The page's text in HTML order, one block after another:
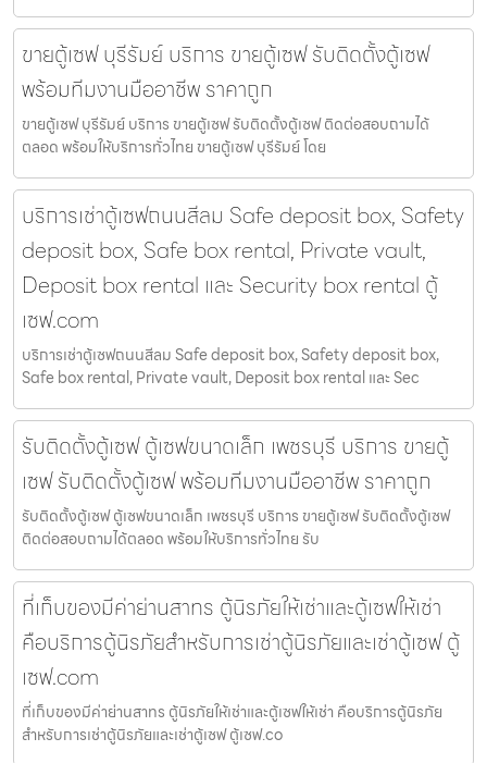
ขายตู้เซฟ บุรีรัมย์ บริการ ขายตู้เซฟ รับติดตั้งตู้เซฟ
พร้อมทีมงานมืออาชีพ ราคาถูก
ขายตู้เซฟ บุรีรัมย์ บริการ ขายตู้เซฟ รับติดตั้งตู้เซฟ ติดต่อสอบถามได้
ตลอด พร้อมให้บริการทั่วไทย ขายตู้เซฟ บุรีรัมย์ โดย
บริการเช่าตู้เซฟถนนสีลม Safe deposit box, Safety
deposit box, Safe box rental, Private vault,
Deposit box rental และ Security box rental ตู้
เซฟ.com
บริการเช่าตู้เซฟถนนสีลม Safe deposit box, Safety deposit box,
Safe box rental, Private vault, Deposit box rental และ Sec
รับติดตั้งตู้เซฟ ตู้เซฟขนาดเล็ก เพชรบุรี บริการ ขายตู้
เซฟ รับติดตั้งตู้เซฟ พร้อมทีมงานมืออาชีพ ราคาถูก
รับติดตั้งตู้เซฟ ตู้เซฟขนาดเล็ก เพชรบุรี บริการ ขายตู้เซฟ รับติดตั้งตู้เซฟ
ติดต่อสอบถามได้ตลอด พร้อมให้บริการทั่วไทย รับ
ที่เก็บของมีค่าย่านสาทร ตู้นิรภัยให้เช่าและตู้เซฟให้เช่า
คือบริการตู้นิรภัยสำหรับการเช่าตู้นิรภัยและเช่าตู้เซฟ ตู้
เซฟ.com
ที่เก็บของมีค่าย่านสาทร ตู้นิรภัยให้เช่าและตู้เซฟให้เช่า คือบริการตู้นิรภัย
สำหรับการเช่าตู้นิรภัยและเช่าตู้เซฟ ตู้เซฟ.co